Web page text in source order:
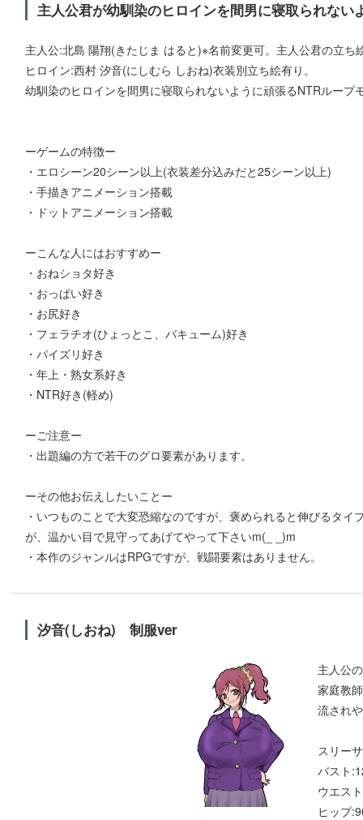
主人公君が幼馴染のヒロインを間男に寝取られない
主人公:北島 陽翔(きたじま はると)※名前変更可。主人公君の立ち
ヒロイン:西村 汐音(にしむら しおね)衣装別立ち絵有り。
幼馴染のヒロインを間男に寝取られないように頑張るNTRループ
ーゲームの特徴ー
・エロシーン20シーン以上(衣装差分込みだと25シーン以上)
・手描きアニメーション搭載
・ドットアニメーション搭載
ーこんな人にはおすすめー
・おねショタ好き
・おっぱい好き
・お尻好き
・フェラチオ(ひょっとこ、バキューム)好き
・パイズリ好き
・年上・熟女系好き
・NTR好き(軽め)
ーご注意ー
・出題編の方で若干のグロ要素があります。
ーその他お伝えしたいことー
・いつものことで大変恐縮なのですが、褒められると伸びるタ
が、温かい目で見守ってあげてやって下さいm(_ _)m
・本作のジャンルはRPGですが、戦闘要素はありません。
汐音(しおね) 制服ver
主人公
家庭教
流され
スリー
バスト
ウエス
ヒップ